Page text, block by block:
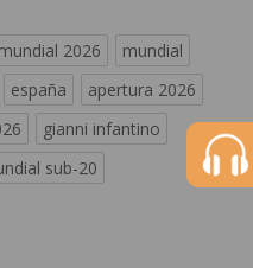
mundial 2026
mundial
españa
apertura 2026
gianni infantino
sub-20